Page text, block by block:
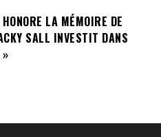
LA MÉMOIRE DE
SALL INVESTIT DANS
»